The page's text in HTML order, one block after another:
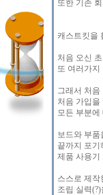
또한 기존
캐스트킷을
처음 오신
또 여러가지
그래서 처음
처음 가입을
모든 부분에
보드와 부품
끝까지 포기
제품 사용기
스스로 제작
조립 실력